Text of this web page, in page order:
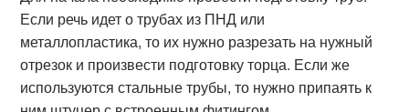
Если речь идет о трубах из ПНД или
металлопластика, то их нужно разрезать на нужный
отрезок и произвести подготовку торца. Если же
используются стальные трубы, то нужно припаять к